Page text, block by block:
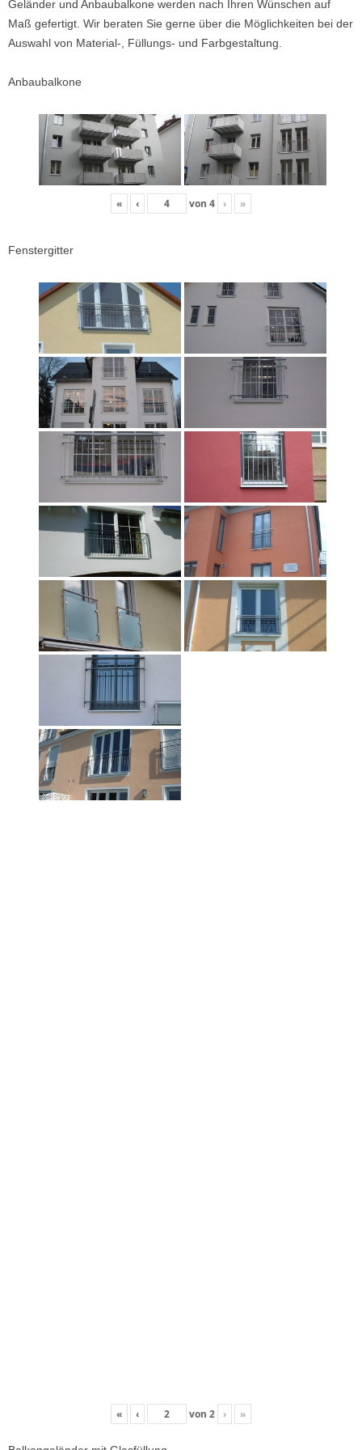
Geländer und Anbaubalkone werden nach Ihren Wünschen auf
Maß gefertigt. Wir beraten Sie gerne über die Möglichkeiten bei der
Auswahl von Material-, Füllungs- und Farbgestaltung.
Anbaubalkone
« ‹ von 4 › »
Fenstergitter
« ‹ von 2 › »